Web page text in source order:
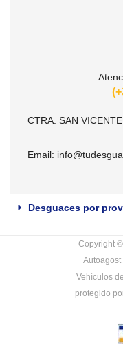
CTRA. SAN
Email:
Desguaces por
Copyright
Autoagost
Vehículos
protegido